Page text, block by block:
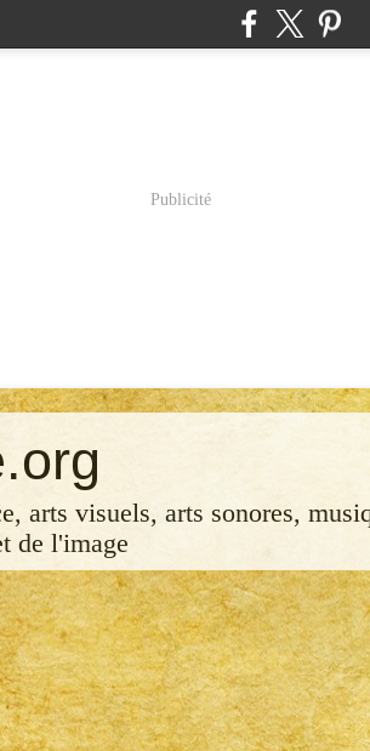
Publicité
arts visuels, arts sonores,
de l'image